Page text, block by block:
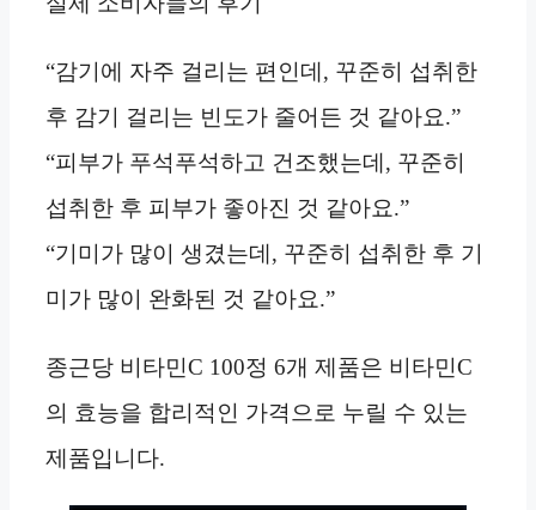
“감기에 자주 걸리는 편인데, 꾸준히 섭취한
후 감기 걸리는 빈도가 줄어든 것 같아요.”
“피부가 푸석푸석하고 건조했는데, 꾸준히
섭취한 후 피부가 좋아진 것 같아요.”
“기미가 많이 생겼는데, 꾸준히 섭취한 후 기
미가 많이 완화된 것 같아요.”
종근당 비타민C 100정 6개 제품은 비타민C
의 효능을 합리적인 가격으로 누릴 수 있는
제품입니다.